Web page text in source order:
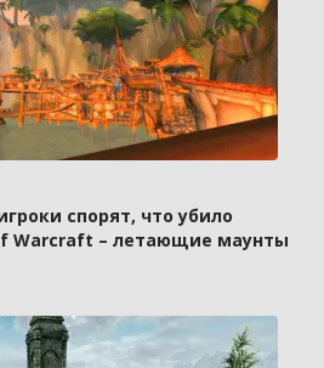
спорят, что убило
Warcraft – летающие маунты